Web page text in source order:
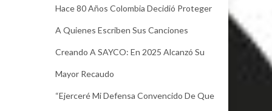
Hace 80 Años Colombia Decidió Proteger
A Quienes Escriben Sus Canciones
Creando A SAYCO: En 2025 Alcanzó Su
Mayor Recaudo
“Ejerceré Mi Defensa Convencido De Que